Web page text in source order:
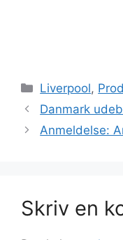
Kategorier
Liverpool,
Danmark
Anmeldelse:
Skriv en